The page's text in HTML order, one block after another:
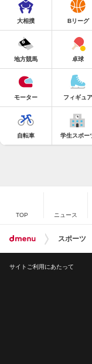
大相撲 Bリーグ
地方競馬 卓球
モーター フィギュア
自転車 学生スポー
TOP ニュース
スポーツ
サイトご利用にあたって